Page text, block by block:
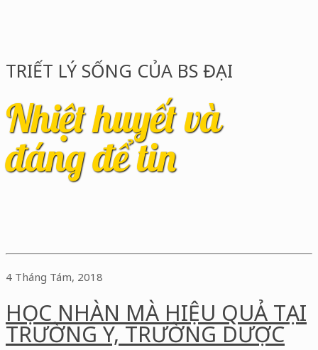
TRIẾT LÝ SỐNG CỦA BS ĐẠI
Nhiệt huyết và
đáng để tin
4 Tháng Tám, 2018
HỌC NHÀN MÀ HIỆU QUẢ TẠI
TRƯỜNG Y, TRƯỜNG DƯỢC